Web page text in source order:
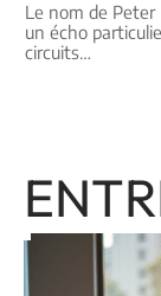
Le nom de Peter
un écho
circuits…